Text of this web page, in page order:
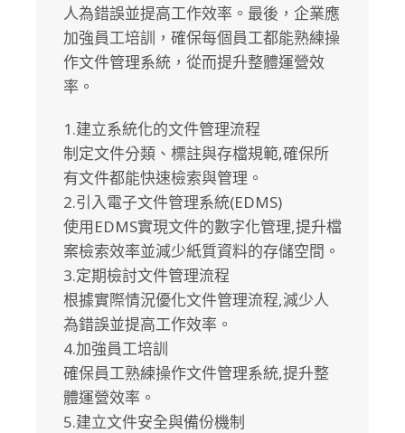
人為錯誤並提高工作效率。最後，企業應
加強員工培訓，確保每個員工都能熟練操
作文件管理系統，從而提升整體運營效
率。
1.建立系統化的文件管理流程
制定文件分類、標註與存檔規範,確保所
有文件都能快速檢索與管理。
2.引入電子文件管理系統(EDMS)
使用EDMS實現文件的數字化管理,提升檔
案檢索效率並減少紙質資料的存儲空間。
3.定期檢討文件管理流程
根據實際情況優化文件管理流程,減少人
為錯誤並提高工作效率。
4.加強員工培訓
確保員工熟練操作文件管理系統,提升整
體運營效率。
5.建立文件安全與備份機制